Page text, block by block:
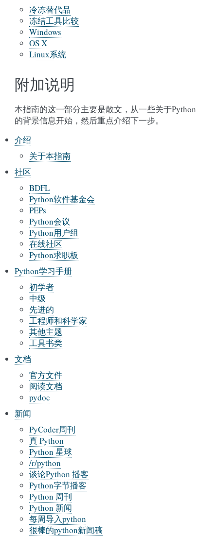
冷冻替代品
冻结工具比较
Windows
OS X
Linux系统
附加说明
本指南的这一部分主要是散文，从一些关于Python
的背景信息开始，然后重点介绍下一步。
介绍
关于本指南
社区
BDFL
Python软件基金会
PEPs
Python会议
Python用户组
在线社区
Python求职板
Python学习手册
初学者
中级
先进的
工程师和科学家
其他主题
工具书类
文档
官方文件
阅读文档
pydoc
新闻
PyCoder周刊
真 Python
Python 星球
/r/python
谈论Python 播客
Python字节播客
Python 周刊
Python 新闻
每周导入python
很棒的python新闻稿